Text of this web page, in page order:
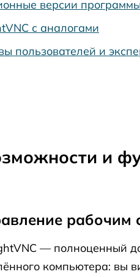
версии программы
с аналогами
пользователей и
и
рабочим
— полноценный
компьютера: вы